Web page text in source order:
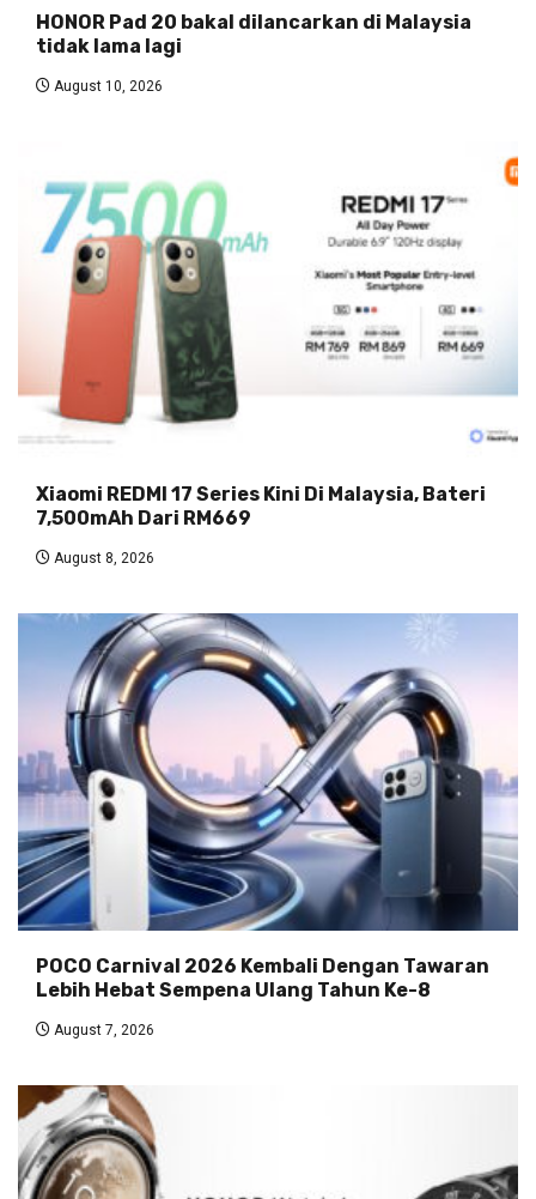
HONOR Pad 20 bakal dilancarkan di Malaysia
tidak lama lagi
August 10, 2026
Xiaomi REDMI 17 Series Kini Di Malaysia, Bateri
7,500mAh Dari RM669
August 8, 2026
POCO Carnival 2026 Kembali Dengan Tawaran
Lebih Hebat Sempena Ulang Tahun Ke-8
August 7, 2026